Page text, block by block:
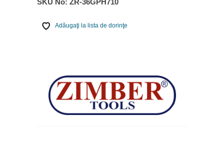
SKU No: ZR-36GPH710
Adăugaţi la lista de dorinţe